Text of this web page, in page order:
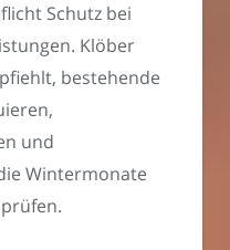
Schutz bei
Klöber
bestehende
und
Wintermonate